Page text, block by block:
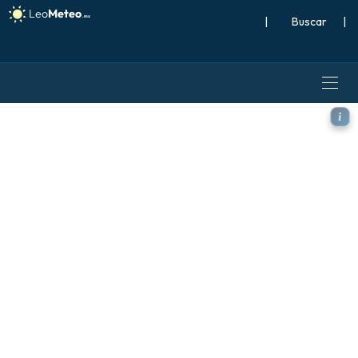
| |
ECMWF IFS 0.25° modelo -